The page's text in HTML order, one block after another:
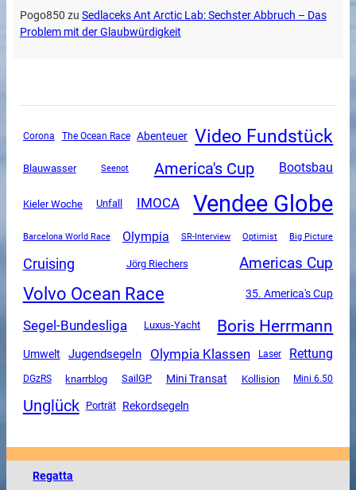
Pogo850 zu Sedlaceks Ant Arctic Lab: Sechster Abbruch – Das
Problem mit der Glaubwürdigkeit
Corona The Ocean Race Abenteuer Video Fundstück
Blauwasser Seenot America's Cup Bootsbau
Kieler Woche Unfall IMOCA Vendee Globe
Barcelona World Race Olympia SR-Interview Optimist Big Picture
Cruising Jörg Riechers Americas Cup
Volvo Ocean Race 35. America's Cup
Segel-Bundesliga Luxus-Yacht Boris Herrmann
Umwelt Jugendsegeln Olympia Klassen Laser Rettung
DGzRS knarrblog SailGP Mini Transat Kollision Mini 6.50
Unglück Porträt Rekordsegeln
Regatta